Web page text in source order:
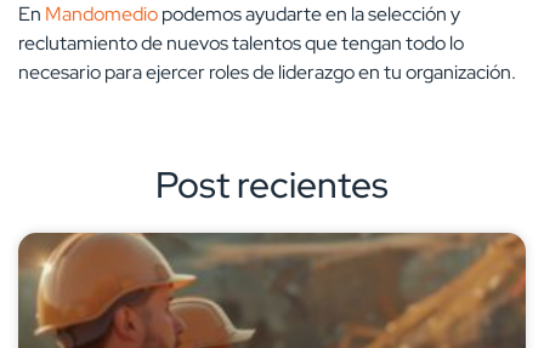
En Mandomediopodemos ayudarte en la selección y
reclutamiento de nuevos talentos que tengan todo lo
necesario para ejercer roles de liderazgo en tu organización.
Post recientes